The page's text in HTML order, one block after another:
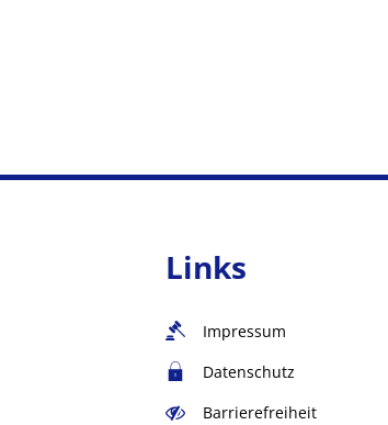
Links
Impressum
Datenschutz
Barrierefreiheit